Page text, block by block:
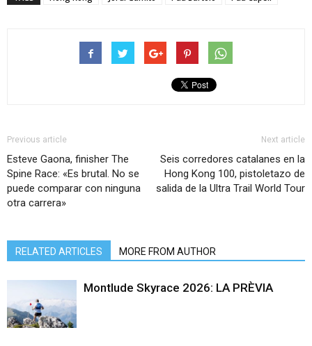
Previous article
Esteve Gaona, finisher The
Spine Race: «Es brutal. No se
puede comparar con ninguna
otra carrera»
Next article
Seis corredores catalanes en la
Hong Kong 100, pistoletazo de
salida de la Ultra Trail World Tour
RELATED ARTICLES MORE FROM AUTHOR
Montlude Skyrace 2026: LA PRÈVIA